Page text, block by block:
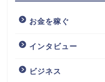
お金を稼ぐ
インタビュー
ビジネス